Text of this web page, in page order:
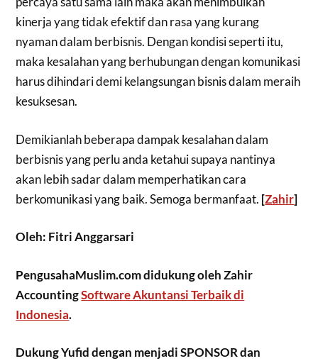
kinerja yang tidak efektif dan rasa yang kurang
nyaman dalam berbisnis. Dengan kondisi seperti itu,
maka kesalahan yang berhubungan dengan komunikasi
harus dihindari demi kelangsungan bisnis dalam meraih
kesuksesan.
Demikianlah beberapa dampak kesalahan dalam
berbisnis yang perlu anda ketahui supaya nantinya
akan lebih sadar dalam memperhatikan cara
berkomunikasi yang baik. Semoga bermanfaat. [Zahir]
Oleh: Fitri Anggarsari
PengusahaMuslim.com didukung oleh Zahir
AccountingSoftware Akuntansi Terbaik di
Indonesia.
Dukung Yufid dengan menjadi SPONSOR dan